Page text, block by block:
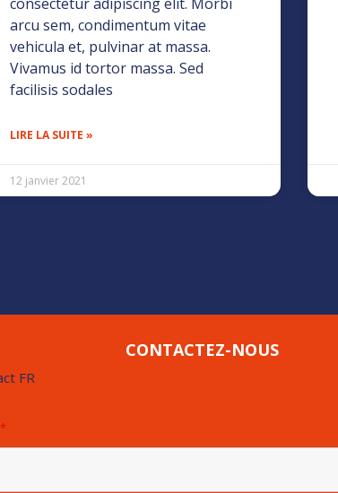
arcu sem, condimentum vitae
vehicula et, pulvinar at massa.
Vivamus id tortor massa. Sed
facilisis sodales
LIRE LA SUITE »
12 janvier 2021
CONTACTEZ-NOUS
FR
*